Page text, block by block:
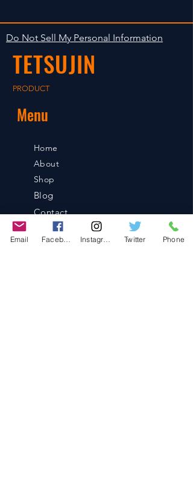
The occasion with the stock is
shipped in 2-5 days. Shipment to
foreign countries will be shipment
after payment confirmation.
Do Not Sell My Personal Information
TETSUJIN
PRODUCT
Menu
Home
About
Shop
Blog
Contact
Contact
Email Twitter Phone